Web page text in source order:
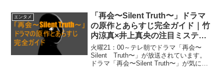
せんか？あらすじや主題歌までまとめて
知りたい方に向けて...
エンタメ
「再会〜Silent Truth〜」ドラマ
の原作とあらすじ完全ガイド｜竹
内涼真×井上真央の注目ミステリ
ー
火曜21：00～テレ朝でドラマ「再会〜
Silent Truth〜」が放送されています。
ドラマ「再会〜Silent Truth〜」が気にな